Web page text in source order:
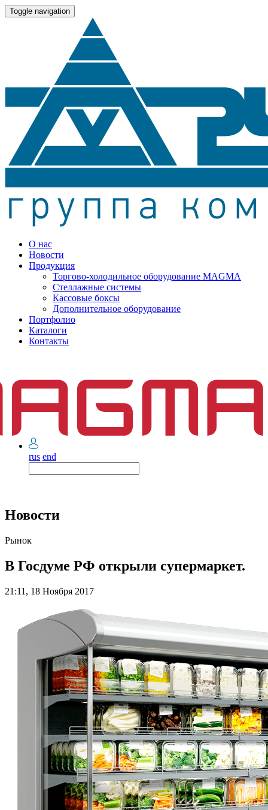
Toggle navigation
О нас
Новости
Продукция
Торгово-холодильное оборудование MAGMA
Стеллажные системы
Кассовые боксы
Дополнительное оборудование
Портфолио
Каталоги
Контакты
rus end
Новости
Рынок
В Госдуме РФ открыли супермаркет.
21:11, 18 Ноября 2017